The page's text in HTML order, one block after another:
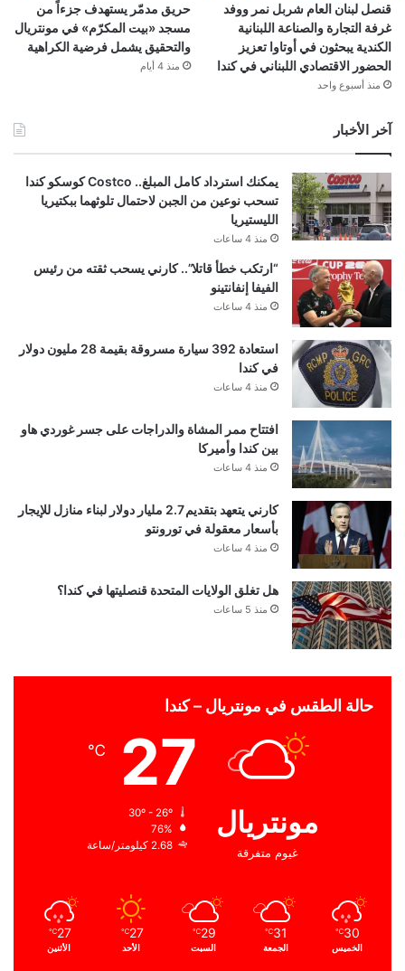
قنصل لبنان العام شربل نمر ووفد
غرفة التجارة والصناعة اللبنانية
الكندية يبحثون في أوتاوا تعزيز
الحضور الاقتصادي اللبناني في كندا
منذ أسبوع واحد
حريق مدمّر يستهدف جزءاً من
مسجد «بيت المكرّم» في مونتريال
والتحقيق يشمل فرضية الكراهية
منذ 4 أيام
آخر الأخبار
يمكنك استرداد كامل المبلغ.. Costco كوسكو كندا
تسحب نوعين من الجبن لاحتمال تلوثهما ببكتيريا
الليستيريا
منذ 4 ساعات
“ارتكب خطأ قاتلا”.. كارني يسحب ثقته من رئيس
الفيفا إنفانتينو
منذ 4 ساعات
استعادة 392 سيارة مسروقة بقيمة 28 مليون دولار
في كندا
منذ 4 ساعات
افتتاح ممر المشاة والدراجات على جسر غوردي هاو
بين كندا وأميركا
منذ 4 ساعات
كارني يتعهد بتقديم 2.7 مليار دولار لبناء منازل للإيجار
بأسعار معقولة في تورونتو
منذ 4 ساعات
هل تغلق الولايات المتحدة قنصليتها في كندا؟
منذ 5 ساعات
حالة الطقس في مونتريال – كندا
مونتريال
غيوم متفرقة
27
℃
76%
2.68 كيلومتر/ساعة
30
℃
الخميس
31
℃
الجمعة
29
℃
السبت
27
℃
الأحد
27
℃
الأثنين